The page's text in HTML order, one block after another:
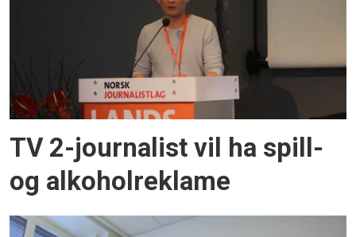
TV 2-journalist vil ha spill-
og alkoholreklame